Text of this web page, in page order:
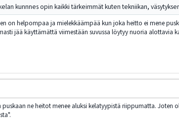
kunnnes opin kaikki tärkeimmät kuten tekniikan,
on helpompaa ja mielekkäämpää kun joka heitto ei mene
jää käyttämättä viimestään suvussa löytyy nuoria alottavia
ne heitot menee aluksi kelatyypistä riippumatta. Joten